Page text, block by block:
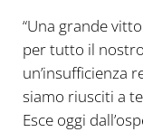
“Una grande
per tutto il
un’insufficienza
siamo riusciti a
Esce oggi